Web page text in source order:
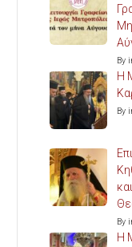
By
Η
By
By
Η